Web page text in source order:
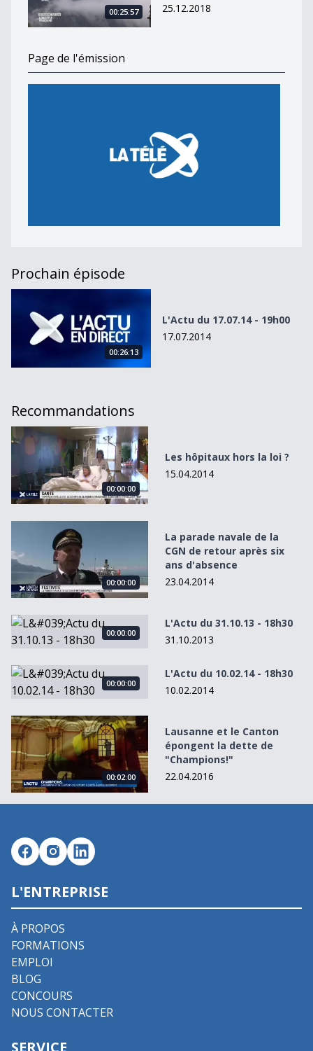
00:25:57
25.12.2018
Page de l'émission
Prochain épisode
L&#039;Actu du 17.07.14 - 19h00
00:26:13
L'Actu du 17.07.14 - 19h00
17.07.2014
Recommandations
Les hôpitaux hors la loi ?
00:00:00
Les hôpitaux hors la loi ?
15.04.2014
La parade navale de la CGN de retour après six ans
00:00:00
La parade navale de la
CGN de retour après six
ans d'absence
23.04.2014
L&#039;Actu du 31.10.13 - 18h30
00:00:00
L'Actu du 31.10.13 - 18h30
31.10.2013
L&#039;Actu du 10.02.14 - 18h30
00:00:00
L'Actu du 10.02.14 - 18h30
10.02.2014
Lausanne et le Canton épongent la dette de
00:02:00
Lausanne et le Canton
épongent la dette de
"Champions!"
22.04.2016
L'ENTREPRISE
À PROPOS
FORMATIONS
EMPLOI
BLOG
CONCOURS
NOUS CONTACTER
SERVICE